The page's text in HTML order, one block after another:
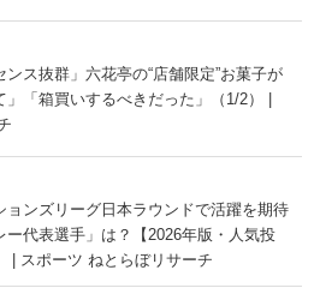
ンス抜群」六花亭の“店舗限定”お菓子が
「箱買いするべきだった」（1/2） |
ョンズリーグ日本ラウンドで活躍を期待
ー代表選手」は？【2026年版・人気投
| スポーツ ねとらぼリサーチ